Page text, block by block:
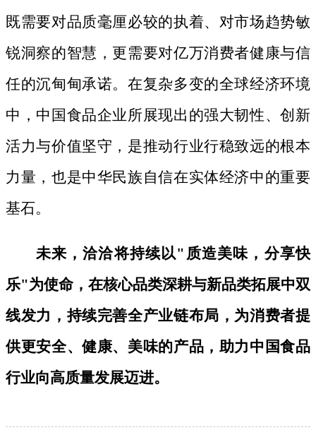
既需要对品质毫厘必较的执着、对市场趋势敏
锐洞察的智慧，更需要对亿万消费者健康与信
任的沉甸甸承诺。在复杂多变的全球经济环境
中，中国食品企业所展现出的强大韧性、创新
活力与价值坚守，是推动行业行稳致远的根本
力量，也是中华民族自信在实体经济中的重要
基石。
未来，洽洽将持续以"质造美味，分享快
乐"为使命，在核心品类深耕与新品类拓展中双
线发力，持续完善全产业链布局，为消费者提
供更安全、健康、美味的产品，助力中国食品
行业向高质量发展迈进。